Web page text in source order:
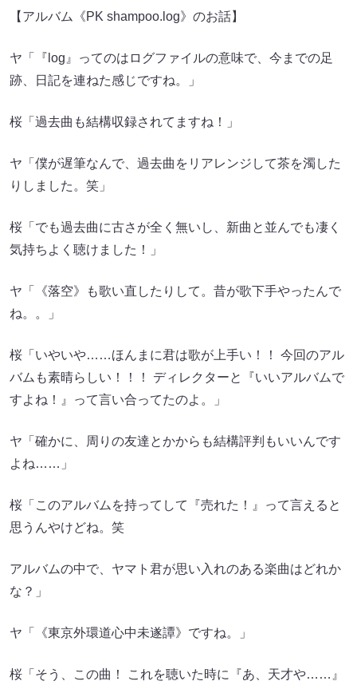
【アルバム《PK shampoo.log》のお話】
ヤ「『log』ってのはログファイルの意味で、今までの足
跡、日記を連ねた感じですね。」
桜「過去曲も結構収録されてますね！」
ヤ「僕が遅筆なんで、過去曲をリアレンジして茶を濁した
りしました。笑」
桜「でも過去曲に古さが全く無いし、新曲と並んでも凄く
気持ちよく聴けました！」
ヤ「《落空》も歌い直したりして。昔が歌下手やったんで
ね。。」
桜「いやいや……ほんまに君は歌が上手い！！ 今回のアル
バムも素晴らしい！！！ ディレクターと『いいアルバムで
すよね！』って言い合ってたのよ。」
ヤ「確かに、周りの友達とかからも結構評判もいいんです
よね……」
桜「このアルバムを持ってして『売れた！』って言えると
思うんやけどね。笑
アルバムの中で、ヤマト君が思い入れのある楽曲はどれか
な？」
ヤ「《東京外環道心中未遂譚》ですね。」
桜「そう、この曲！ これを聴いた時に『あ、天才や……』